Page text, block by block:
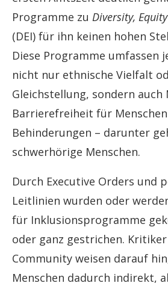
Programme zu Diversity,
(DEI) für ihn keinen hohen
Diese Programme umfassen
nicht nur ethnische Vielfalt
Gleichstellung, sondern auch
Barrierefreiheit für
Behinderungen – darunter
schwerhörige Menschen.
Durch Executive Orders und
Leitlinien wurden oder
für Inklusionsprogramme
oder ganz gestrichen.
Community weisen darauf
Menschen dadurch indirekt,